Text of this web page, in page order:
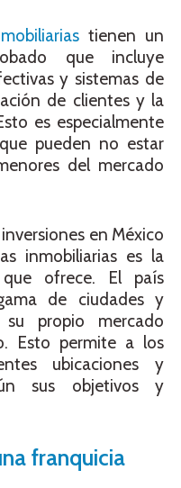
tienen un
que incluye
y sistemas de
de clientes y la
es especialmente
pueden no estar
del mercado
en México
inmobiliarias es la
que ofrece. El país
de ciudades y
propio mercado
Esto permite a los
ubicaciones y
sus objetivos y
franquicia